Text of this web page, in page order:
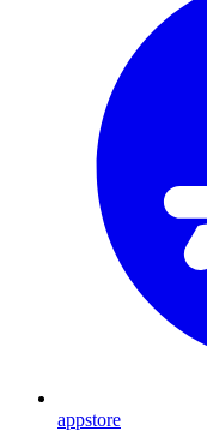
appstore